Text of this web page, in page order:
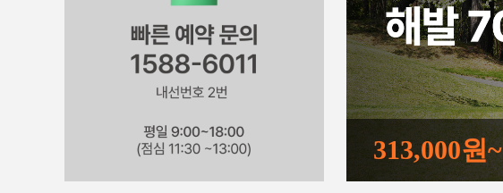
575,000원~